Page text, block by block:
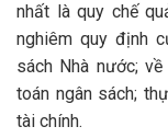
nhất là quy chế
nghiêm quy định
sách Nhà nước;
toán ngân sách;
tài chính.